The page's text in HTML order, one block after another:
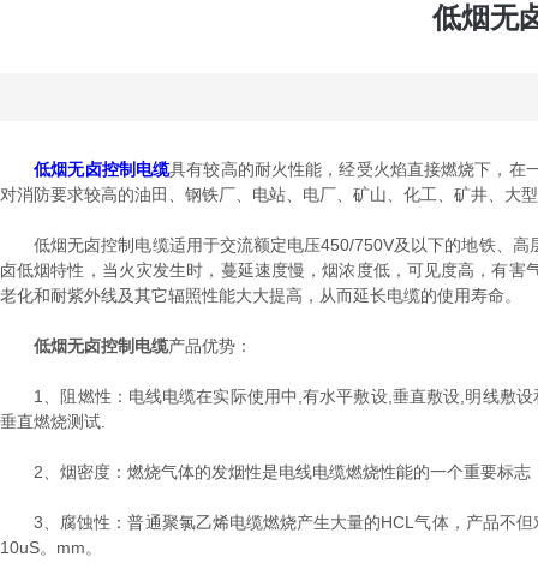
低烟无
低烟无卤控制电缆具有较高的耐火性能，经受火焰直接燃烧下，在
对消防要求较高的油田、钢铁厂、电站、电厂、矿山、化工、矿井、大
低烟无卤控制电缆适用于交流额定电压450/750V及以下的地铁、高
卤低烟特性，当火灾发生时，蔓延速度慢，烟浓度低，可见度高，有
老化和耐紫外线及其它辐照性能大大提高，从而延长电缆的使用寿命。
低烟无卤控制电缆产品优势：
1、阻燃性：电线电缆在实际使用中,有水平敷设,垂直敷设,明线敷设
垂直燃烧测试.
2、烟密度：燃烧气体的发烟性是电线电缆燃烧性能的一个重要标志
3、腐蚀性：普通聚氯乙烯电缆燃烧产生大量的HCL气体，产品不但
10uS。mm。